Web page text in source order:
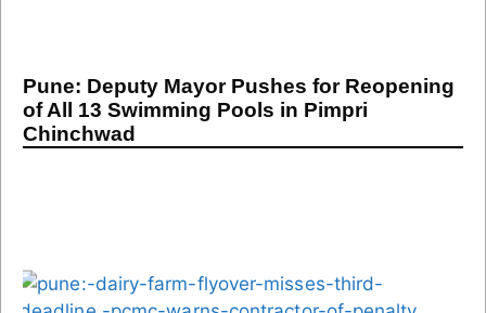
Pune: Deputy Mayor Pushes for Reopening
of All 13 Swimming Pools in Pimpri
Chinchwad